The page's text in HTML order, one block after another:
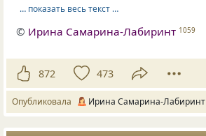
… показать весь текст …
© Ирина Самарина-Лабиринт 1059
872 473
Опубликовала Ирина Самарина-Лабиринт